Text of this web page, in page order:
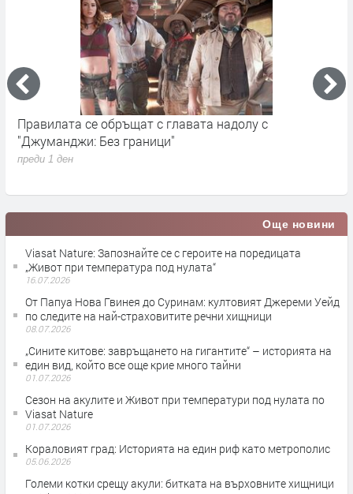
Правилата се обръщат с главата надолу с
"Джуманджи: Без граници"
преди 1 ден
Още новини
Viasat Nature: Запознайте се с героите на поредицата
„Живот при температура под нулата“
16.07.2026
От Папуа Нова Гвинея до Суринам: култовият Джереми Уейд
по следите на най-страховитите речни хищници
08.07.2026
„Сините китове: завръщането на гигантите“ – историята на
един вид, който все още крие много тайни
01.07.2026
Сезон на акулите и Живот при температури под нулата по
Viasat Nature
01.07.2026
Кораловият град: Историята на един риф като метрополис
05.06.2026
Големи котки срещу акули: битката на върховните хищници